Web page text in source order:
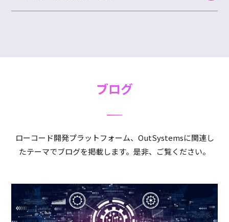
ブログ
ローコード開発プラットフォーム、OutSystemsに関連し
たテーマでブログを掲載します。是非、ご覧ください。